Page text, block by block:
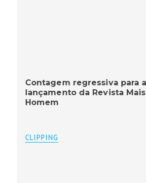
Contagem regressiva para
lançamento da Revista
Homem
CLIPPING